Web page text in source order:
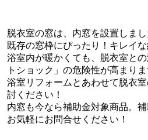
脱衣室の窓は、内窓を設置しまし
既存の窓枠にぴったり！キレイ
浴室内が暖かくても、脱衣室と
トショック」の危険性が高まりま
浴室リフォームとあわせて脱衣
討ください！
内窓も今なら補助金対象商品。
お気軽にお問合せください！